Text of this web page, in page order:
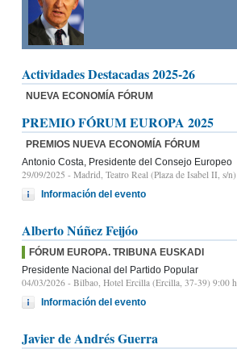
Actividades Destacadas 2025-26
NUEVA ECONOMÍA FÓRUM
PREMIO FÓRUM EUROPA 2025
PREMIOS NUEVA ECONOMÍA FÓRUM
Antonio Costa, Presidente del Consejo Europeo
29/09/2025 - Madrid, Teatro Real (Plaza de Isabel II, s/
Información del evento
Alberto Núñez Feijóo
FÓRUM EUROPA. TRIBUNA EUSKADI
Presidente Nacional del Partido Popular
04/03/2026 - Bilbao, Hotel Ercilla (Ercilla, 37-39) 9:00
Información del evento
Javier de Andrés Guerra